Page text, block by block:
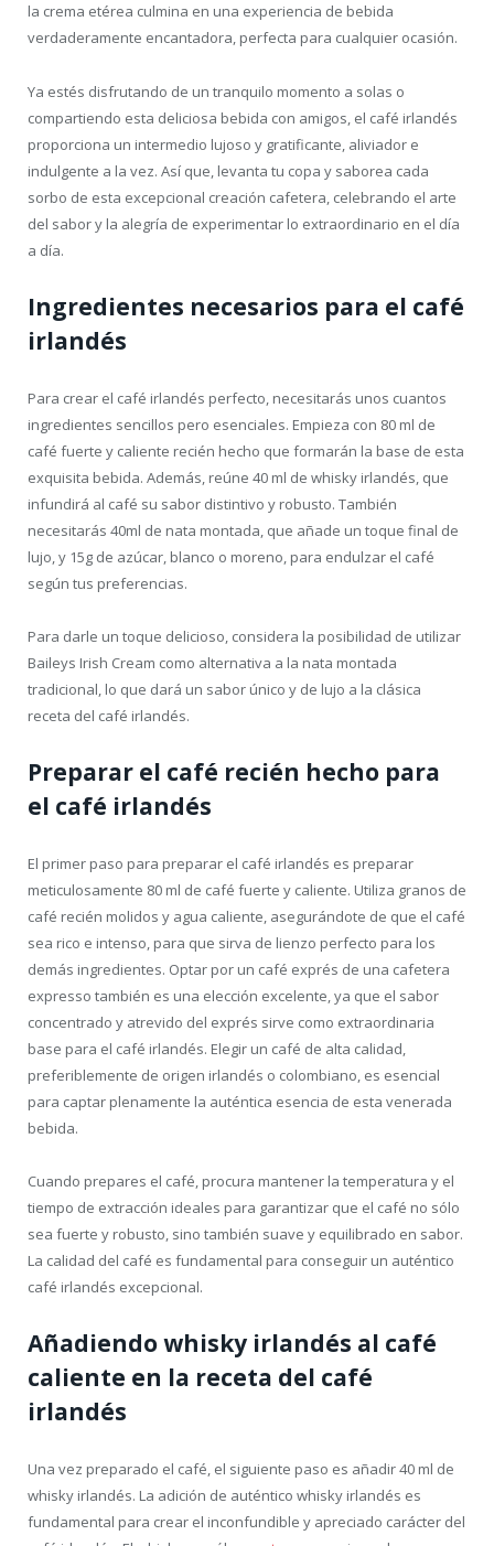
la crema etérea culmina en una experiencia de bebida
verdaderamente encantadora, perfecta para cualquier ocasión.
Ya estés disfrutando de un tranquilo momento a solas o
compartiendo esta deliciosa bebida con amigos, el café irlandés
proporciona un intermedio lujoso y gratificante, aliviador e
indulgente a la vez. Así que, levanta tu copa y saborea cada
sorbo de esta excepcional creación cafetera, celebrando el arte
del sabor y la alegría de experimentar lo extraordinario en el día
a día.
Ingredientes necesarios para el café
irlandés
Para crear el café irlandés perfecto, necesitarás unos cuantos
ingredientes sencillos pero esenciales. Empieza con 80 ml de
café fuerte y caliente recién hecho que formarán la base de esta
exquisita bebida. Además, reúne 40 ml de whisky irlandés, que
infundirá al café su sabor distintivo y robusto. También
necesitarás 40ml de nata montada, que añade un toque final de
lujo, y 15g de azúcar, blanco o moreno, para endulzar el café
según tus preferencias.
Para darle un toque delicioso, considera la posibilidad de utilizar
Baileys Irish Cream como alternativa a la nata montada
tradicional, lo que dará un sabor único y de lujo a la clásica
receta del café irlandés.
Preparar el café recién hecho para
el café irlandés
El primer paso para preparar el café irlandés es preparar
meticulosamente 80 ml de café fuerte y caliente. Utiliza granos de
café recién molidos y agua caliente, asegurándote de que el café
sea rico e intenso, para que sirva de lienzo perfecto para los
demás ingredientes. Optar por un café exprés de una cafetera
expresso también es una elección excelente, ya que el sabor
concentrado y atrevido del exprés sirve como extraordinaria
base para el café irlandés. Elegir un café de alta calidad,
preferiblemente de origen irlandés o colombiano, es esencial
para captar plenamente la auténtica esencia de esta venerada
bebida.
Cuando prepares el café, procura mantener la temperatura y el
tiempo de extracción ideales para garantizar que el café no sólo
sea fuerte y robusto, sino también suave y equilibrado en sabor.
La calidad del café es fundamental para conseguir un auténtico
café irlandés excepcional.
Añadiendo whisky irlandés al café
caliente en la receta del café
irlandés
Una vez preparado el café, el siguiente paso es añadir 40 ml de
whisky irlandés. La adición de auténtico whisky irlandés es
fundamental para crear el inconfundible y apreciado carácter del